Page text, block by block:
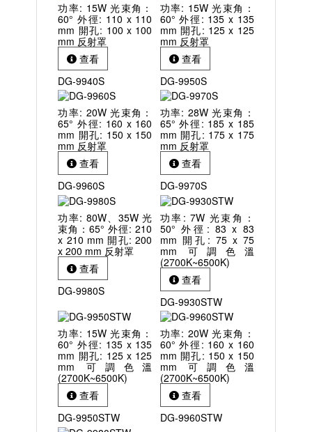
功率: 15W 光束角：
60° 外徑: 110 x 110
mm 開孔: 100 x 100
mm 反射罩
查看
DG-9940S
功率: 15W 光束角：
60° 外徑: 135 x 135
mm 開孔: 125 x 125
mm 反射罩
查看
DG-9950S
功率: 20W 光束角：
65° 外徑: 160 x 160
mm 開孔: 150 x 150
mm 反射罩
查看
DG-9960S
功率: 28W 光束角：
65° 外徑: 185 x 185
mm 開孔: 175 x 175
mm 反射罩
查看
DG-9970S
功率: 80W、35W 光
束角：65° 外徑: 210
x 210 mm 開孔: 200
x 200 mm 反射罩
查看
DG-9980S
功率: 7W 光束角：
50° 外徑: 83 x 83
mm 開孔: 75 x 75
mm 可調色溫
(2700K~6500K)
查看
DG-9930STW
功率: 15W 光束角：
60° 外徑: 135 x 135
mm 開孔: 125 x 125
mm 可調色溫
(2700K~6500K)
查看
DG-9950STW
功率: 20W 光束角：
60° 外徑: 160 x 160
mm 開孔: 150 x 150
mm 可調色溫
(2700K~6500K)
查看
DG-9960STW